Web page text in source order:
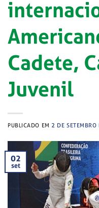
Cadete,
Juvenil
PUBLICADO EM 2 DE
02
set